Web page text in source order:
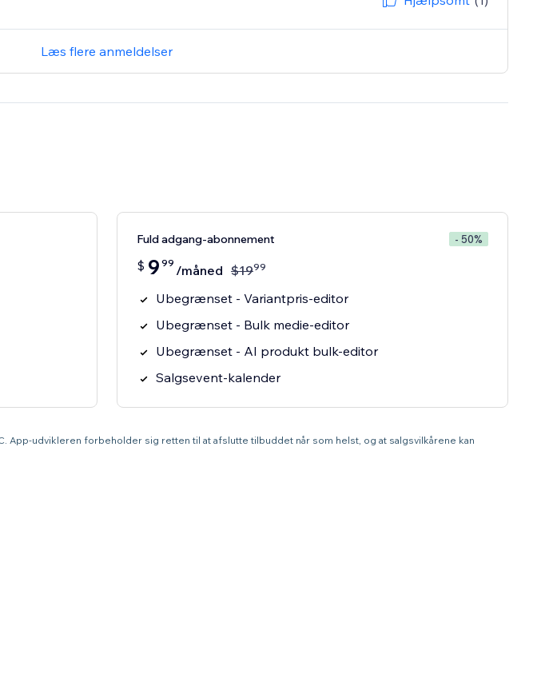
Læs flere anmeldelser
Fuld adgang-abonnement - 50%
$ 9 99 /måned $1999
Ubegrænset - Variantpris-editor
Ubegrænset - Bulk medie-editor
Ubegrænset - AI produkt bulk-editor
Salgsevent-kalender
App-udvikleren forbeholder sig retten til at afslutte tilbuddet når som helst, og at salgsvilkårene kan